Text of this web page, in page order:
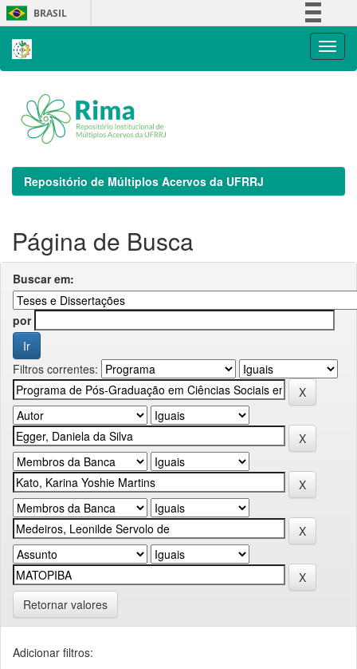
Skip
navigation
BRASIL
Repositório de Múltiplos Acervos da UFRRJ
Página de Busca
Buscar em:
por
Filtros correntes:
Retornar valores
Adicionar filtros: